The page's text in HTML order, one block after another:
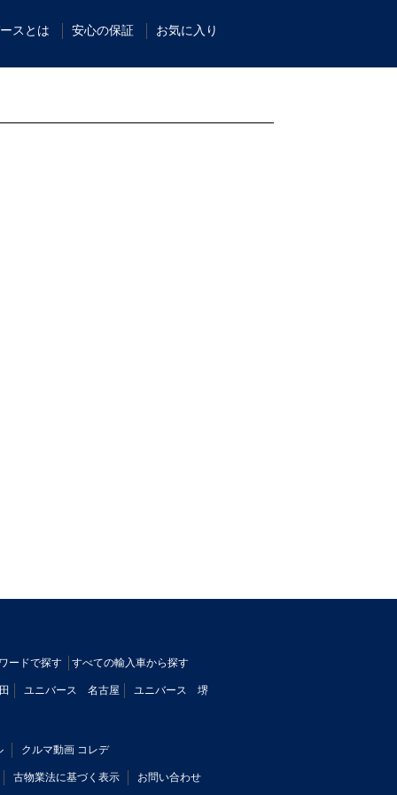
スとは 安心の保証 お気に入り
ードで探す すべての輸入車から探す
ユニバース 名古屋 ユニバース 堺
クルマ動画 コレデ
古物業法に基づく表示 お問い合わせ